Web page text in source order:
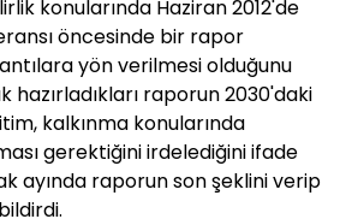
konularında Haziran 2012'de
öncesinde bir rapor
yön verilmesi olduğunu
hazırladıkları raporun 2030'daki
kalkınma konularında
gerektiğini irdelediğini ifade
ayında raporun son şeklini verip